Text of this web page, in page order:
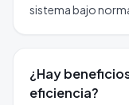
sistema bajo
¿Hay
eficiencia?